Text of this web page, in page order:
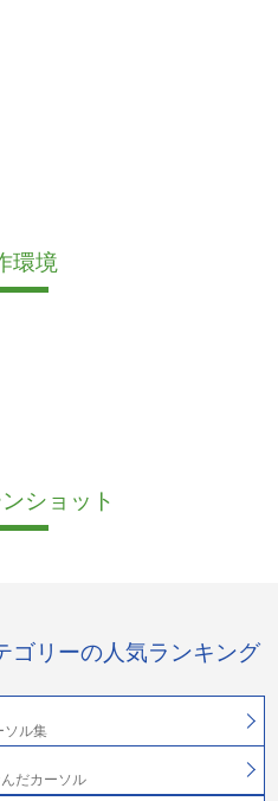
環境
ショット
ゴリーの人気ランキング
ソル集
だカーソル